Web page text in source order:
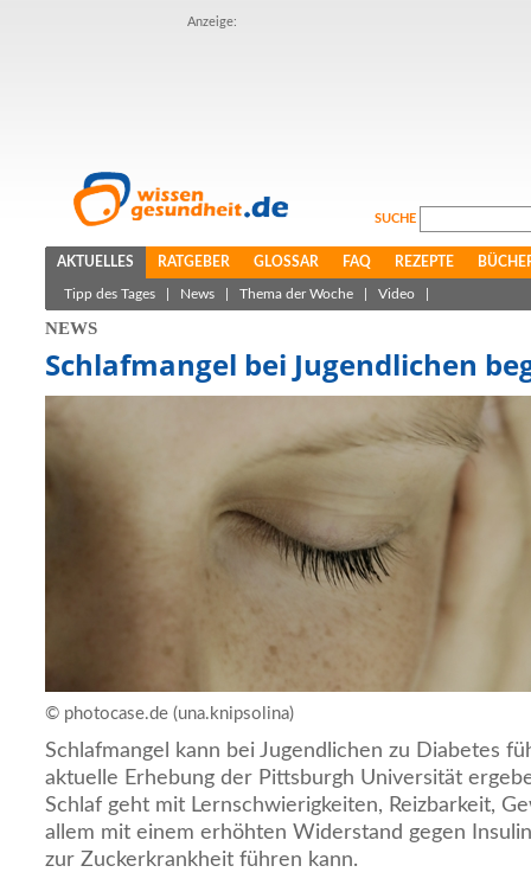
Anzeige:
SUCHE
AKTUELLES RATGEBER GLOSSAR FAQ REZEPTE
Tipp des Tages News Thema der Woche Video
NEWS
Schlafmangel bei Jugendlichen
© photocase.de (una.knipsolina)
Schlafmangel kann bei Jugendlichen zu Diabetes
aktuelle Erhebung der Pittsburgh Universität
Schlaf geht mit Lernschwierigkeiten, Reizbarkeit,
allem mit einem erhöhten Widerstand gegen
zur Zuckerkrankheit führen kann.